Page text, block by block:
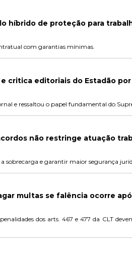
híbrido de proteção para
com garantias mínimas.
critica editoriais do Estadão
e ressaltou o papel fundamental do
não restringe atuação
e garantir maior segurança
multas se falência ocorre
dos arts. 467 e 477 da CLT